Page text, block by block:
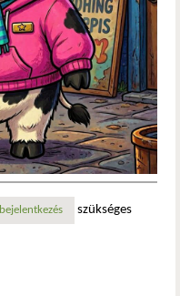
bejelentkezés szükséges